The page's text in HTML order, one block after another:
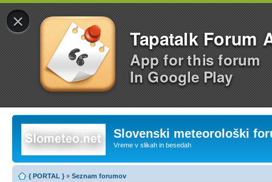
×
Tapatalk Forum
App for this forum
In Google Play
Slovenski meteorološki
Vreme v slikah in besedah
{ PORTAL } » Seznam forumov